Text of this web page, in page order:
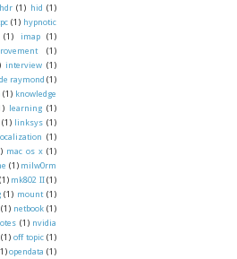
hdr (1) hid (1)
(1) hypnotic
(1) imap
(1)
(1)
interview (1)
raymond (1)
(1) knowledge
learning (1)
(1) linksys (1)
(1)
mac os x (1)
(1) milw0rm
(1) mk802 II (1)
(1) mount (1)
(1) netbook (1)
(1) nvidia
(1) off topic (1)
opendata (1)